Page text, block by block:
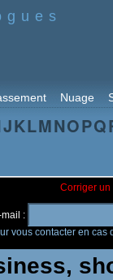
Nuage
JKLMNOPQ
Corriger un
:
vous contacter en cas